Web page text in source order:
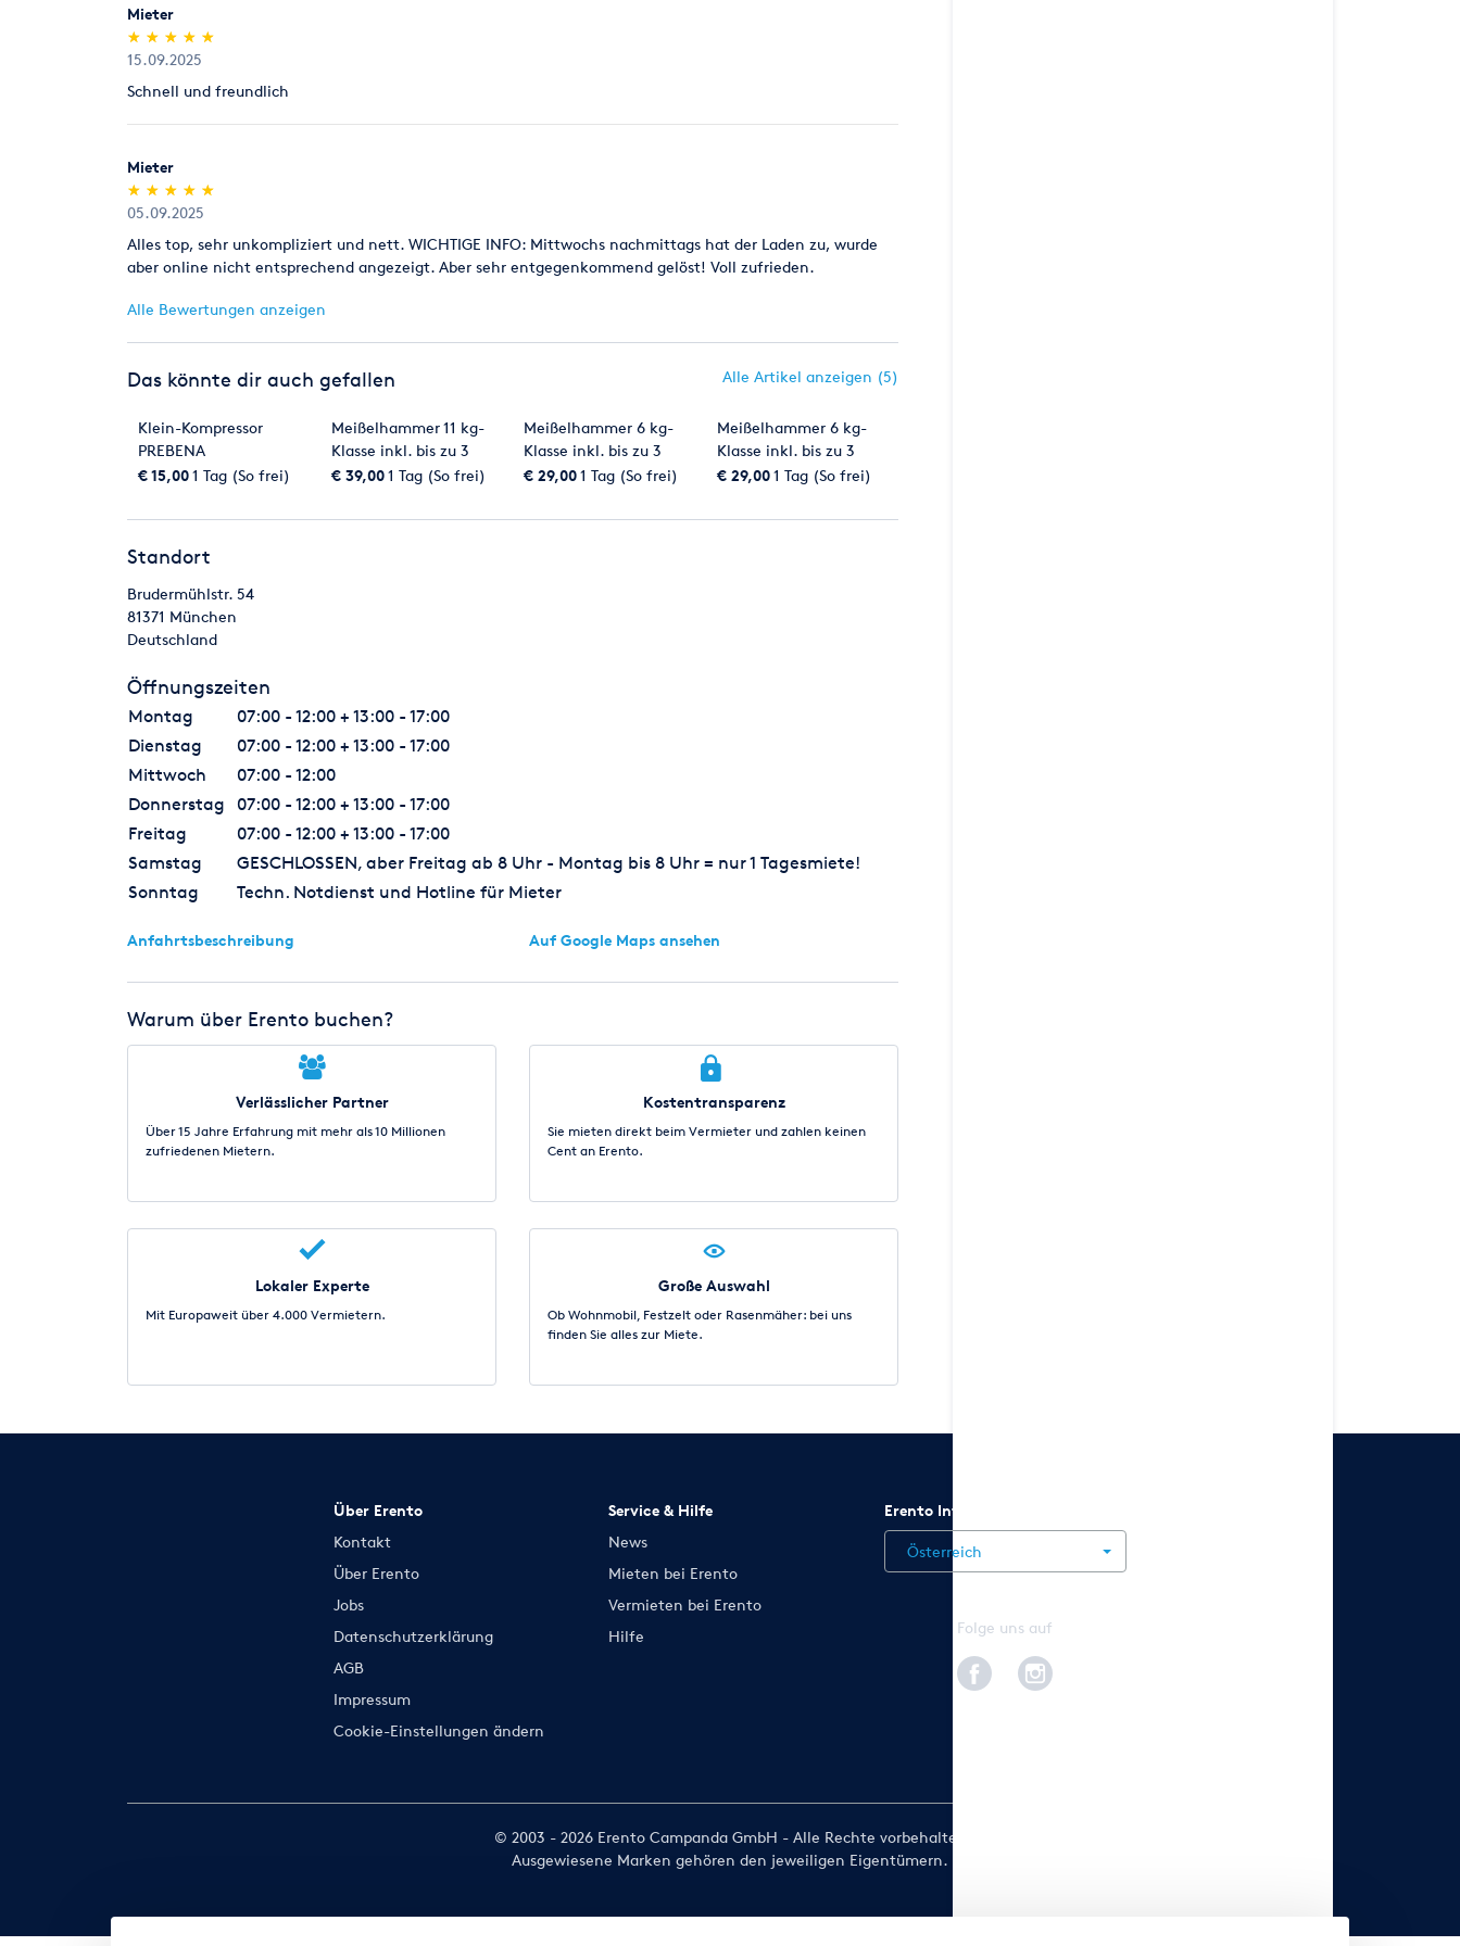
Mieter
(*)
★
★
(*) ★
★
(*) ★
★
(*) ★
★
(*) ★
★
15.09.2025
Schnell und freundlich
Mieter
(*)
★
★
(*) ★
★
(*) ★
★
(*) ★
★
(*) ★
★
05.09.2025
Alles top, sehr unkompliziert und nett. WICHTIGE INFO: Mittwochs nachmittags hat der Laden zu, wurde
aber online nicht entsprechend angezeigt. Aber sehr entgegenkommend gelöst! Voll zufrieden.
Alle Bewertungen anzeigen
Das könnte dir auch gefallen Alle Artikel anzeigen (5)
Klein-Kompressor
PREBENA
€ 15,001 Tag (So frei)
Meißelhammer 11 kg-
Klasse inkl. bis zu 3
Meißel nach Wahl
€ 39,001 Tag (So frei)
Meißelhammer 6 kg-
Klasse inkl. bis zu 3
Meißel nach Wahl
€ 29,001 Tag (So frei)
Meißelhammer 6 kg-
Klasse inkl. bis zu 3
Meißel nach Wahl
€ 29,001 Tag (So frei)
Standort
Brudermühlstr. 54
81371 München
Deutschland
Öffnungszeiten
Montag
07:00 - 12:00 + 13:00 - 17:00
Dienstag
07:00 - 12:00 + 13:00 - 17:00
Mittwoch
07:00 - 12:00
Donnerstag
07:00 - 12:00 + 13:00 - 17:00
Freitag
07:00 - 12:00 + 13:00 - 17:00
Samstag
GESCHLOSSEN, aber Freitag ab 8 Uhr - Montag bis 8 Uhr = nur 1 Tagesmiete!
Sonntag
Techn. Notdienst und Hotline für Mieter
Anfahrtsbeschreibung Auf Google Maps ansehen
Warum über Erento buchen?
Verlässlicher Partner
Über 15 Jahre Erfahrung mit mehr als 10 Millionen
zufriedenen Mietern.
Lokaler Experte
Mit Europaweit über 4.000 Vermietern.
Kostentransparenz
Sie mieten direkt beim Vermieter und zahlen keinen
Cent an Erento.
Große Auswahl
Ob Wohnmobil, Festzelt oder Rasenmäher: bei uns
finden Sie alles zur Miete.
Über Erento
Kontakt
Über Erento
Jobs
Datenschutzerklärung
AGB
Impressum
Cookie-Einstellungen ändern
Service & Hilfe
News
Mieten bei Erento
Vermieten bei Erento
Hilfe
Erento International
Österreich
Folge uns auf
© 2003 - 2026 Erento Campanda GmbH - Alle Rechte vorbehalten
Ausgewiesene Marken gehören den jeweiligen Eigentümern.